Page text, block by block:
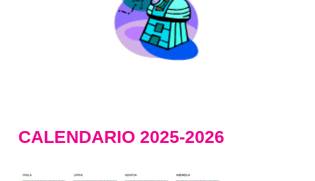
CALENDARIO 2025-2026